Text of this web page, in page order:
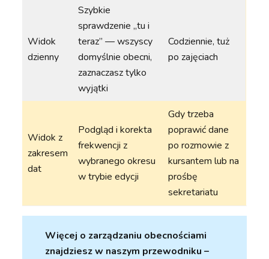
Widok
dzienny
Szybkie
sprawdzenie „tu i
teraz” — wszyscy
domyślnie obecni,
zaznaczasz tylko
wyjątki
Codziennie, tuż
po zajęciach
Widok z
zakresem
dat
Podgląd i korekta
frekwencji z
wybranego okresu
w trybie edycji
Gdy trzeba
poprawić dane
po rozmowie z
kursantem lub na
prośbę
sekretariatu
Więcej o zarządzaniu obecnościami
znajdziesz w naszym przewodniku –